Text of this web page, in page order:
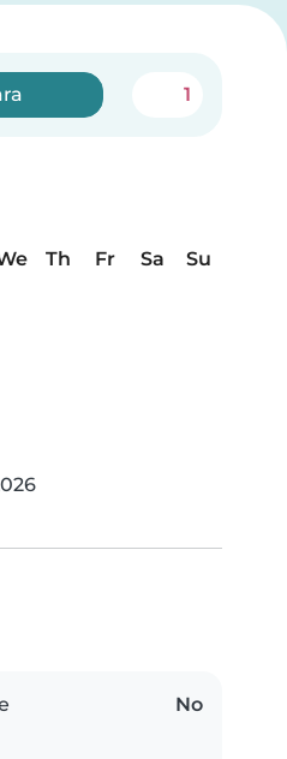
1
Th Fr Sa
Su
No